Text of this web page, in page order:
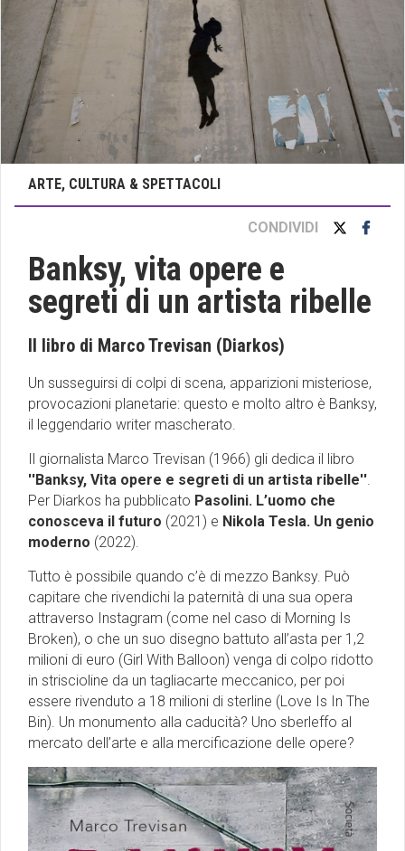
ARTE, CULTURA & SPETTACOLI
CONDIVIDI
Banksy, vita opere e
segreti di un artista ribelle
Il libro di Marco Trevisan (Diarkos)
Un susseguirsi di colpi di scena, apparizioni misteriose,
provocazioni planetarie: questo e molto altro è Banksy,
il leggendario writer mascherato.
Il giornalista Marco Trevisan (1966) gli dedica il libro
''Banksy, Vita opere e segreti di un artista ribelle''.
Per Diarkos ha pubblicato Pasolini. L’uomo che
conosceva il futuro (2021) e Nikola Tesla. Un genio
moderno (2022).
Tutto è possibile quando c’è di mezzo Banksy. Può
capitare che rivendichi la paternità di una sua opera
attraverso Instagram (come nel caso di Morning Is
Broken), o che un suo disegno battuto all’asta per 1,2
milioni di euro (Girl With Balloon) venga di colpo ridotto
in striscioline da un tagliacarte meccanico, per poi
essere rivenduto a 18 milioni di sterline (Love Is In The
Bin). Un monumento alla caducità? Uno sberleffo al
mercato dell’arte e alla mercificazione delle opere?